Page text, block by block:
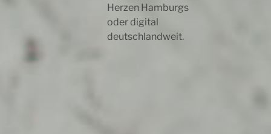
Herzen Hamburgs
oder digital
deutschlandweit.